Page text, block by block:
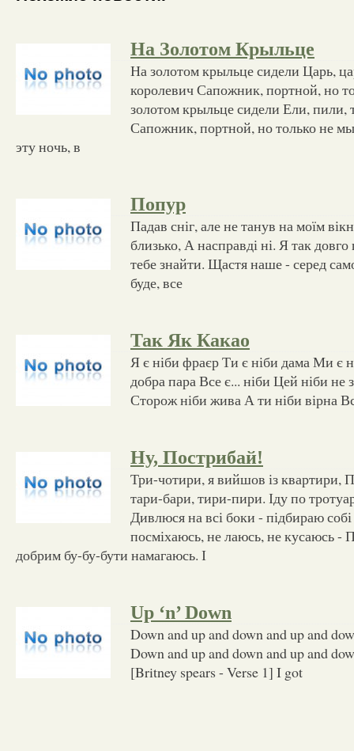
На Золотом Крыльце
На золотом крыльце сидели Царь,
королевич Сапожник, портной, но
золотом крыльце сидели Ели, пили,
Сапожник, портной, но только не
эту ночь, в
Попур
Падав сніг, але не танув на моїм
близько, А насправді ні. Я так
тебе знайти. Щастя наше - серед
буде, все
Так Як Какао
Я є ніби фраєр Ти є ніби дама Ми є
добра пара Все є... ніби Цей ніби не
Сторож ніби жива А ти ніби вірна
Ну, Пострибай!
Три-чотири, я вийшов із квартири,
тари-бари, тири-пири. Іду по
Дивлюся на всі боки - підбираю
посміхаюсь, не лаюсь, не кусаюсь -
добрим бу-бу-бути намагаюсь. І
Up ‘n’ Down
Down and up and down and up and
Down and up and down and up and
[Britney spears - Verse 1] I got